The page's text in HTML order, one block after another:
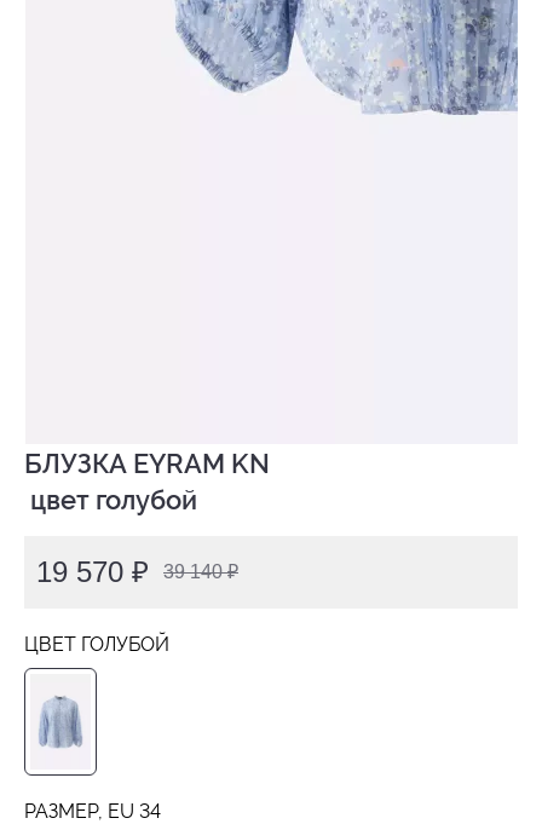
БЛУЗКА EYRAM KN
цвет голубой
19 570 ₽ 39 140 ₽
ЦВЕТ ГОЛУБОЙ
РАЗМЕР, EU 34